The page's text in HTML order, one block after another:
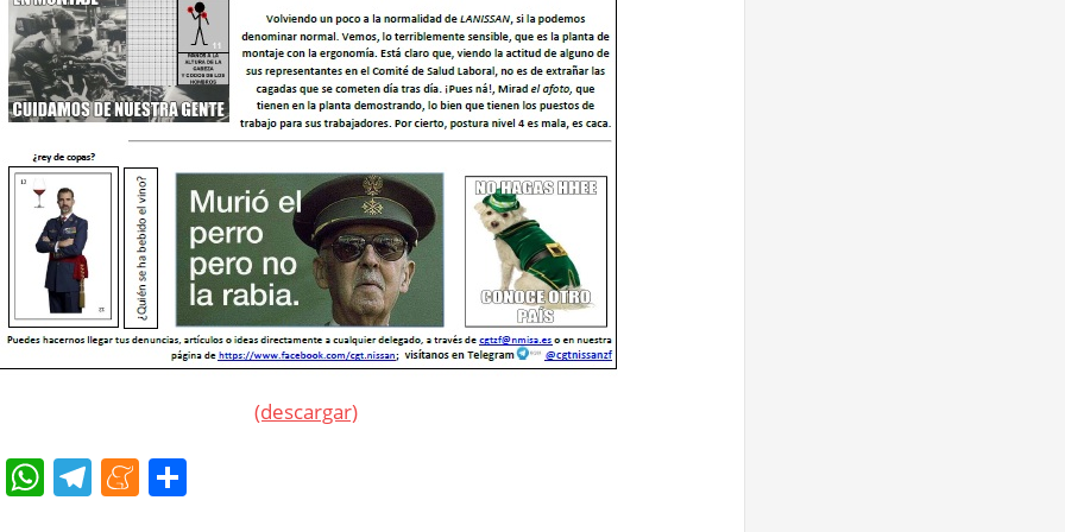
(descargar)
WhatsApp
Telegram
Meneame